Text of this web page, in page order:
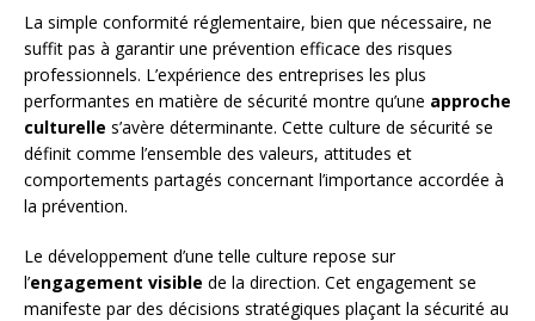
La simple conformité réglementaire, bien que nécessaire, ne
suffit pas à garantir une prévention efficace des risques
professionnels. L’expérience des entreprises les plus
performantes en matière de sécurité montre qu’une approche
culturelle s’avère déterminante. Cette culture de sécurité se
définit comme l’ensemble des valeurs, attitudes et
comportements partagés concernant l’importance accordée à
la prévention.
Le développement d’une telle culture repose sur
l’engagement visible de la direction. Cet engagement se
manifeste par des décisions stratégiques plaçant la sécurité au